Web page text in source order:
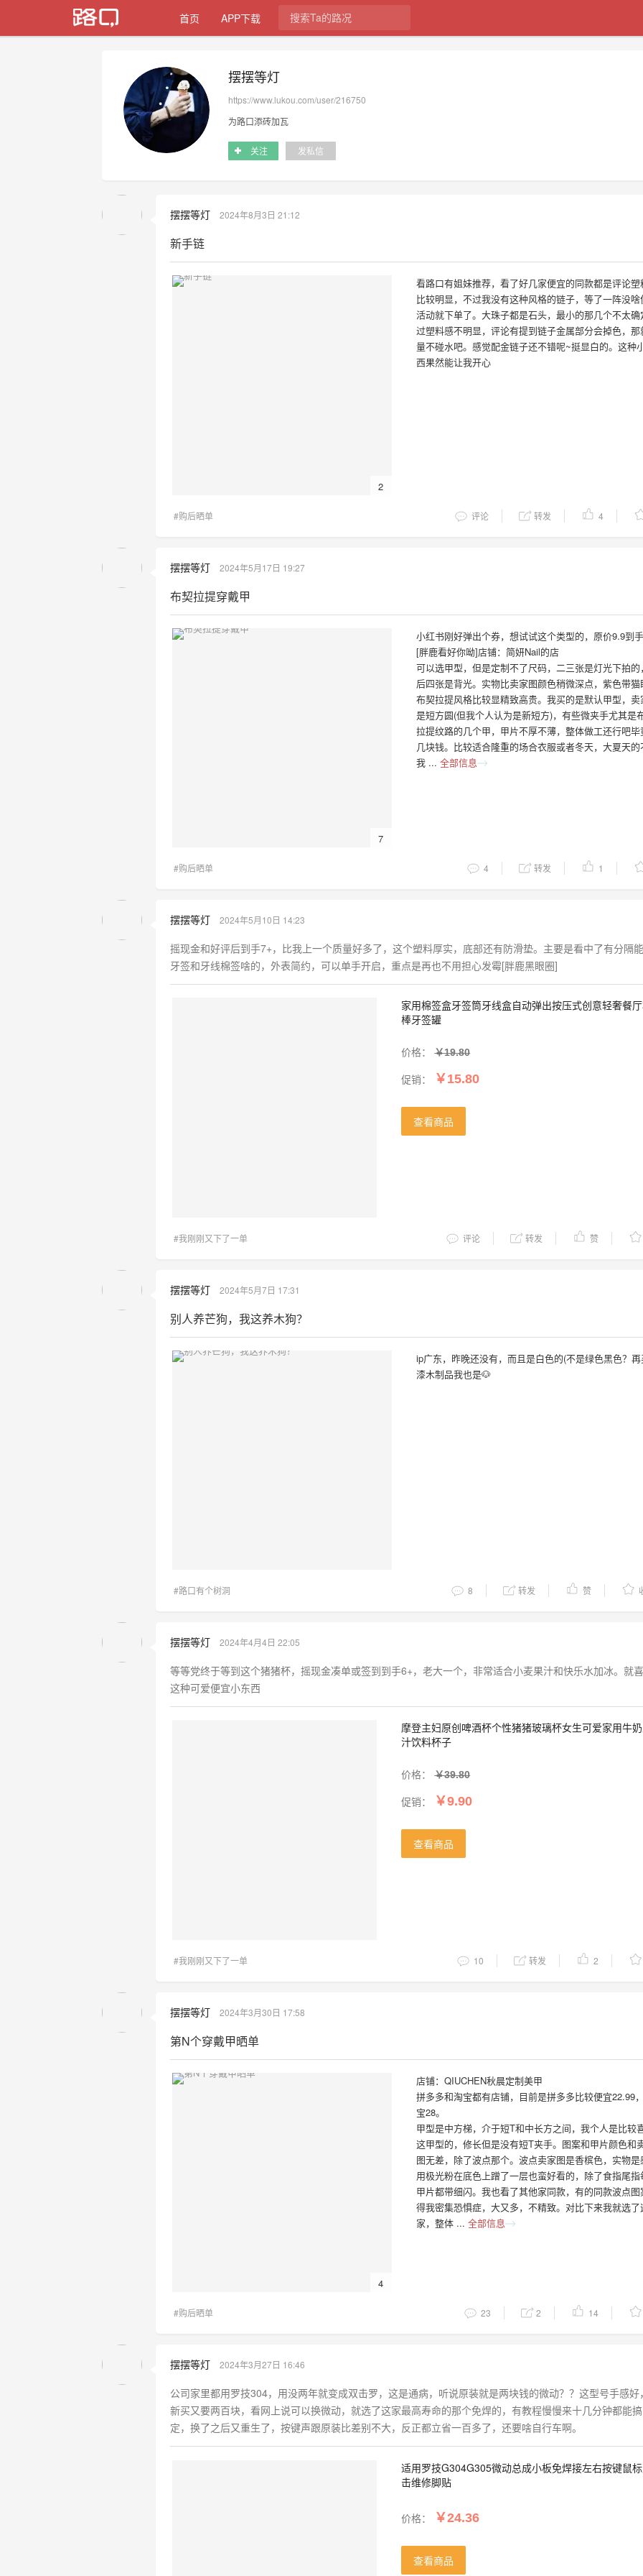
首页 APP下载
摆摆等灯
https://www.lukou.com/user/216750
为路口添砖加瓦
关注 发私信
摆摆等灯 2024年8月3日 21:12
新手链
2
看路口有姐妹推荐，看了好几家便宜的同款都是评论塑
比较明显，不过我没有这种风格的链子，等了一阵没啥
活动就下单了。大珠子都是石头，最小的那几个不太确
过塑料感不明显，评论有提到链子金属部分会掉色，那
量不碰水吧。感觉配金链子还不错呢~挺显白的。这种
西果然能让我开心
#购后晒单 评论 转发 4
摆摆等灯 2024年5月17日 19:27
布契拉提穿戴甲
7
小红书刚好弹出个券，想试试这个类型的，原价9.9到
[胖鹿看好你呦]店铺：简妍Nail的店
可以选甲型，但是定制不了尺码，二三张是灯光下拍的
后四张是背光。实物比卖家图颜色稍微深点，紫色带猫
布契拉提风格比较显精致高贵。我买的是默认甲型，卖
是短方圆(但我个人认为是新短方)，有些微夹手尤其是
拉提纹路的几个甲，甲片不厚不薄，整体做工还行吧毕
几块钱。比较适合隆重的场合衣服或者冬天，大夏天的
我 ... 全部信息
#购后晒单 4 转发 1
摆摆等灯 2024年5月10日 14:23
摇现金和好评后到手7+，比我上一个质量好多了，这个塑料厚实，底部还有防滑垫。主要是看中了有分隔
牙签和牙线棉签啥的，外表简约，可以单手开启，重点是再也不用担心发霉[胖鹿黑眼圈]
家用棉签盒牙签筒牙线盒自动弹出按压式创意轻奢餐
棒牙签罐
价格：￥19.80
促销： ￥15.80
查看商品
#我刚刚又下了一单 评论 转发 赞
摆摆等灯 2024年5月7日 17:31
别人养芒狗，我这养木狗？
ip广东，昨晚还没有，而且是白色的(不是绿色黑色？
漆木制品我也是🐶
#路口有个树洞 8 转发 赞
摆摆等灯 2024年4月4日 22:05
等等党终于等到这个猪猪杯，摇现金凑单或签到到手6+，老大一个，非常适合小麦果汁和快乐水加冰。就
这种可爱便宜小东西
摩登主妇原创啤酒杯个性猪猪玻璃杯女生可爱家用牛
汁饮料杯子
价格：￥39.80
促销： ￥9.90
查看商品
#我刚刚又下了一单 10 转发 2
摆摆等灯 2024年3月30日 17:58
第N个穿戴甲晒单
4
店铺：QIUCHEN秋晨定制美甲
拼多多和淘宝都有店铺，目前是拼多多比较便宜22.99
宝28。
甲型是中方梯，介于短T和中长方之间，我个人是比较
这甲型的，修长但是没有短T夹手。图案和甲片颜色和
图无差，除了波点那个。波点卖家图是香槟色，实物是
用极光粉在底色上蹭了一层也蛮好看的，除了食指尾指
甲片都带细闪。我也看了其他家同款，有的同款波点图
得我密集恐惧症，大又多，不精致。对比下来我就选了
家，整体 ... 全部信息
#购后晒单 23 2 14
摆摆等灯 2024年3月27日 16:46
公司家里都用罗技304，用没两年就变成双击罗，这是通病，听说原装就是两块钱的微动？？这型号手感好
新买又要两百块，看网上说可以换微动，就选了这家最高寿命的那个免焊的，有教程慢慢来十几分钟都能搞
定，换了之后又重生了，按键声跟原装比差别不大，反正都立省一百多了，还要啥自行车啊。
适用罗技G304G305微动总成小板免焊接左右按键鼠
击维修脚贴
价格： ￥24.36
查看商品